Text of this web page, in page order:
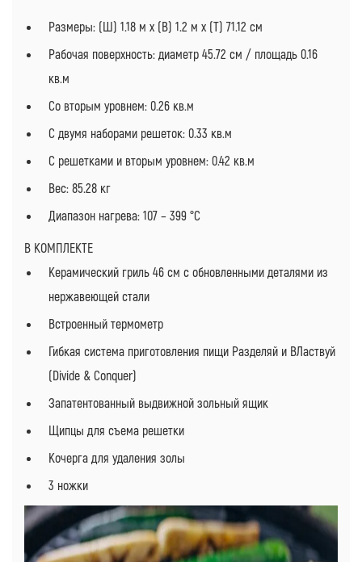
Размеры: (Ш) 1.18 м х (В) 1.2 м х (Т) 71.12 см
Рабочая поверхность: диаметр 45.72 см / площадь 0.16
кв.м
Со вторым уровнем: 0.26 кв.м
С двумя наборами решеток: 0.33 кв.м
С решетками и вторым уровнем: 0.42 кв.м
Вес: 85.28 кг
Диапазон нагрева: 107 – 399 °C
В КОМПЛЕКТЕ
Керамический гриль 46 см с обновленными деталями из
нержавеющей стали
Встроенный термометр
Гибкая система приготовления пищи Разделяй и ВЛаствуй
(Divide & Conquer)
Запатентованный выдвижной зольный ящик
Щипцы для съема решетки
Кочерга для удаления золы
3 ножки